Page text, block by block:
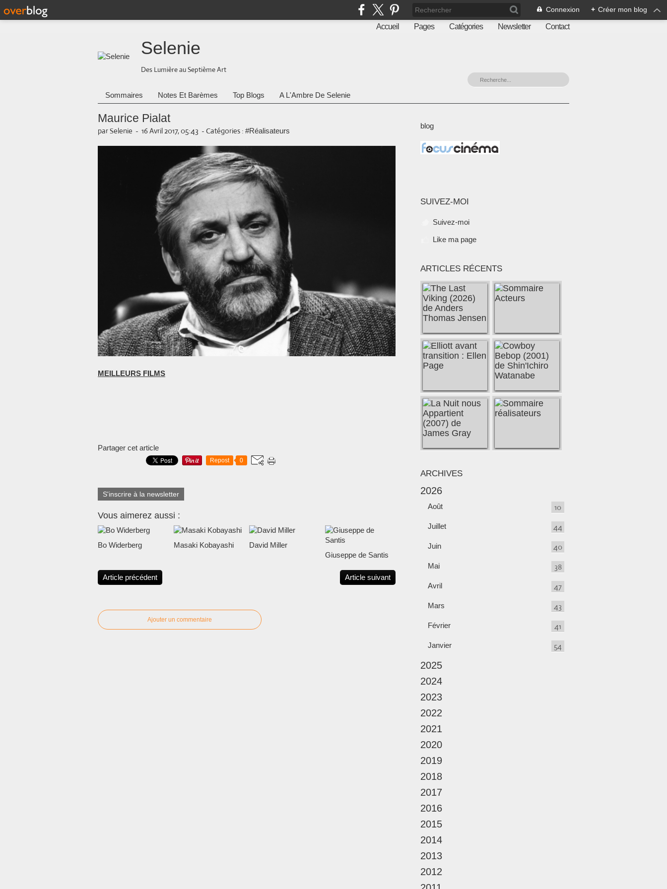
Connexion + Créer mon blog
Accueil Pages Catégories Newsletter Contact
Selenie
Des Lumière au Septième Art
Sommaires Notes Et Barèmes Top Blogs A L'Ambre De Selenie
Maurice Pialat
par Selenie - 16 Avril 2017, 05:43 - Catégories : #Réalisateurs
MEILLEURS FILMS
Partager cet article
Repost 0
S'inscrire à la newsletter
Vous aimerez aussi :
Bo Widerberg Masaki Kobayashi
David Miller
Giuseppe de Santis
Article précédent Article suivant
Ajouter un commentaire
blog
SUIVEZ-MOI
Suivez-moi
Like ma page
ARTICLES RÉCENTS
ARCHIVES
2026
Août 10
Juillet 44
Juin 40
Mai 38
Avril 47
Mars 43
Février 41
Janvier 54
2025
2024
2023
2022
2021
2020
2019
2018
2017
2016
2015
2014
2013
2012